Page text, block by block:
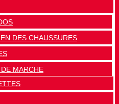
DES CHAUSSURES
MARCHE